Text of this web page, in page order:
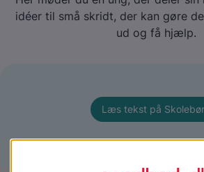
idéer til små skridt, der kan gøre
ud og få hjælp.
Læs tekst på